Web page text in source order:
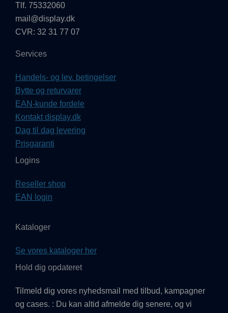
Tlf. 75332060
mail@display.dk
CVR: 32 31 77 07
Services
Handels- og lev. betingelser
Bytte og returvarer
EAN-kunde fordele
Kontakt display.dk
Dag til dag levering
Prisgaranti
Logins
Reseller shop
EAN login
Kataloger
Se vores kataloger her
Hold dig opdateret
Tilmeld dig vores nyhedsmail med tilbud, kampagner
og cases. : Du kan altid afmelde dig senere, og vi